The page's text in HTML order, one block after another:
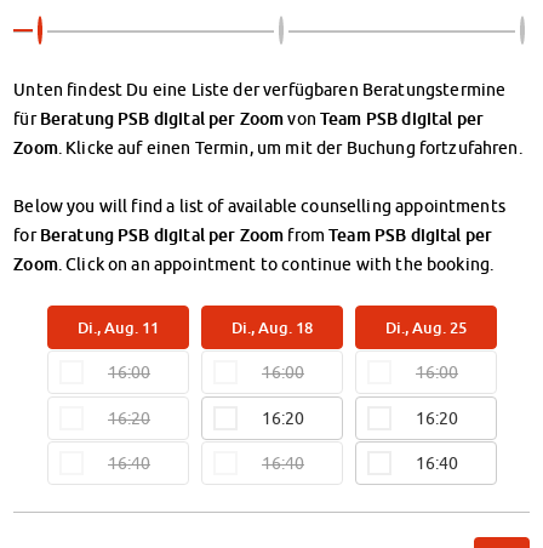
Klimabewusst essen
Mensa-FAQs
CampusCatering
MensaFeedback
AnsprechpartnerInnen
Wohnheime im Überblick
Wohnheime in Magdeburg
Wohnheime in Wernigerode
MIT einander – FÜR einander
Wohnheimtutoren
Schadensmeldung
Wohnen-FAQ
Dokumente
AnsprechpartnerInnen
Unten findest Du eine Liste der verfügbaren Beratungstermine
fürBeratung PSB digital per Zoomvon Team PSB digital per
Zoom. Klicke auf einen Termin, um mit der Buchung fortzufahren.
Below you will find a list of available counselling appointments
forBeratung PSB digital per Zoom fromTeam PSB digital per
Zoom. Click on an appointment to continue with the booking.
Di., Aug. 11
16:00
16:20
16:40
Di., Aug. 18
16:00
16:20
16:40
Di., Aug. 25
16:00
16:20
16:40